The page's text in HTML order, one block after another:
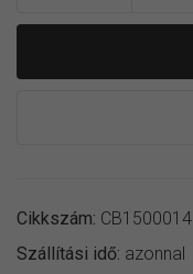
Cikkszám: CB1500014
Szállítási idő: azonnal